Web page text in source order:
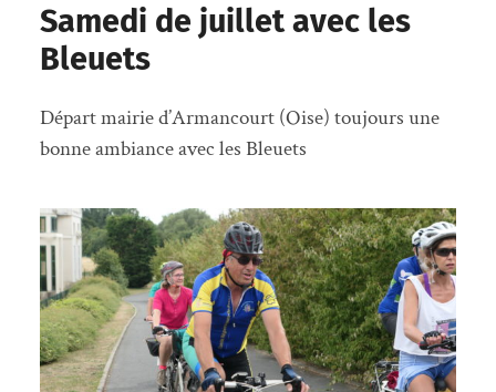
Samedi de juillet avec les
Bleuets
Départ mairie d’Armancourt (Oise) toujours une
bonne ambiance avec les Bleuets